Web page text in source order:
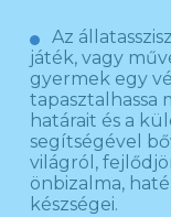
Az
játék, vagy
gyermek egy
tapasztalhassa
határait és a
segítségével
világról,
önbizalma,
készségei.